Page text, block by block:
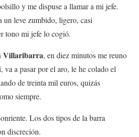
y me dispuse a llamar a mi jefe.
un leve zumbido, ligero, casi
tono mi jefe lo cogió.
Villaribarra, en diez minutos me reuno
va a pasar por el aro, le he colado el
de treinta mil euros, quizás
siempre.
Los dos tipos de la barra
discreción.